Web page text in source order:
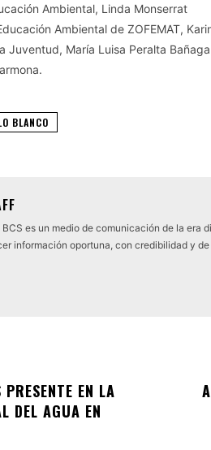
Ambiental, Linda Monserrat
Ambiental de ZOFEMAT,
Juventud, María Luisa Peralta
BLANCO
BCS es un medio de comunicación de la era
información oportuna, con credibilidad y
EN LA
DEL AGUA EN